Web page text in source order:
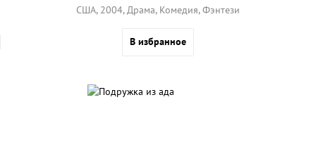
США, 2004, Драма, Комедия, Фэнтези
В избранное